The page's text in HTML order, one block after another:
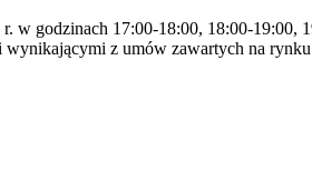
w godzinach 17:00-18:00, 18:00-19:00,
z umów zawartych na